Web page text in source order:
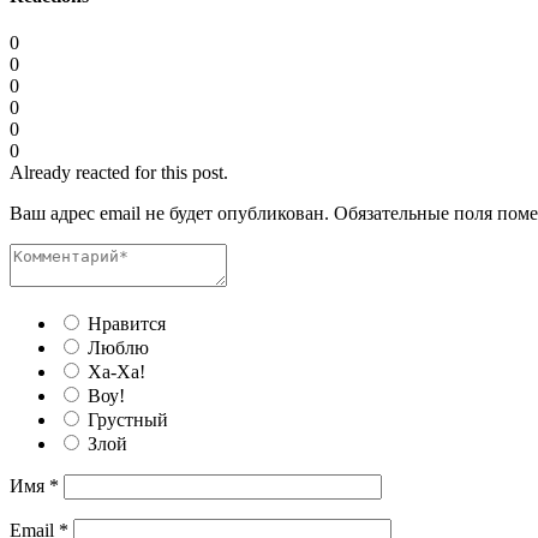
0
0
0
0
0
0
Already reacted for this post.
Ваш адрес email не будет опубликован. Обязательные поля
Нравится
Люблю
Ха-Ха!
Воу!
Грустный
Злой
Имя *
Email *